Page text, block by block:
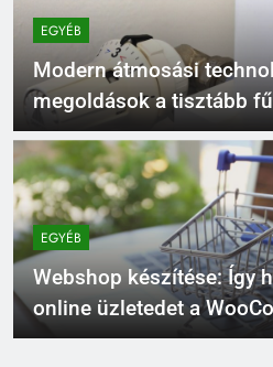
EGYÉB
Modern átmosási
megoldások a tisztább
EGYÉB
Webshop készítése: Így
online üzletedet a
segítségével